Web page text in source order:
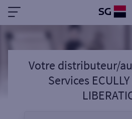
Votre distributeur/
Services